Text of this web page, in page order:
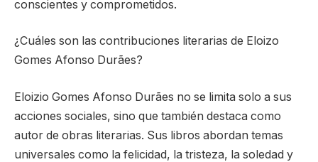
conscientes y comprometidos.
¿Cuáles son las contribuciones literarias de Eloizo
Gomes Afonso Durães?
Eloizio Gomes Afonso Durães no se limita solo a sus
acciones sociales, sino que también destaca como
autor de obras literarias. Sus libros abordan temas
universales como la felicidad, la tristeza, la soledad y